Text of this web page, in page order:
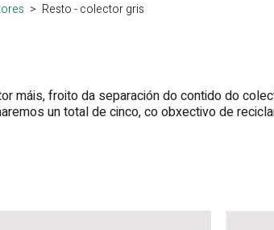
Resto - colector gris
máis, froito da separación do contido do
un total de cinco, co obxectivo de